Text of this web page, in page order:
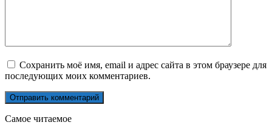
Сохранить моё имя, email и адрес сайта в этом браузере для
последующих моих комментариев.
Самое читаемое